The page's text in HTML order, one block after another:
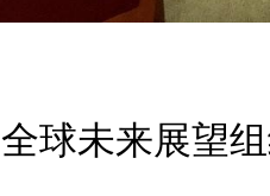
全球未来展望